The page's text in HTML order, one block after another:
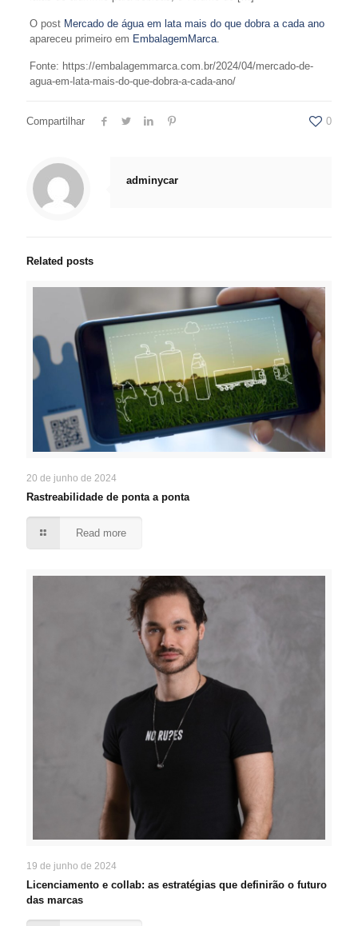
O post Mercado de água em lata mais do que dobra a cada ano
apareceu primeiro em EmbalagemMarca.
Fonte: https://embalagemmarca.com.br/2024/04/mercado-de-
agua-em-lata-mais-do-que-dobra-a-cada-ano/
Compartilhar 0
adminycar
Related posts
20 de junho de 2024
Rastreabilidade de ponta a ponta
Read more
19 de junho de 2024
Licenciamento e collab: as estratégias que definirão o futuro
das marcas